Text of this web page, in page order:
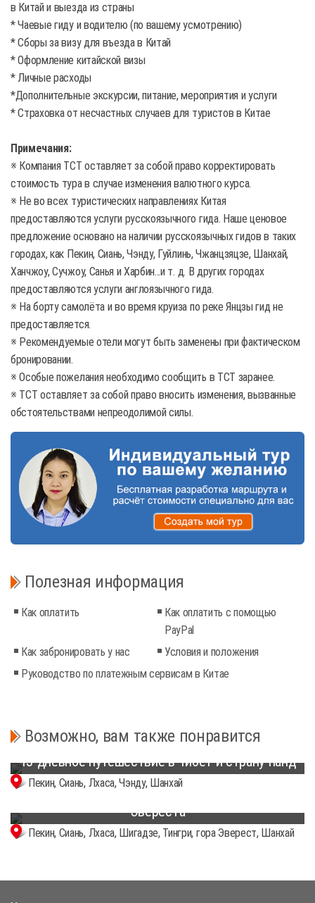
в Китай и выезда из страны
* Чаевые гиду и водителю (по вашему усмотрению)
* Сборы за визу для въезда в Китай
* Оформление китайской визы
* Личные расходы
*Дополнительные экскурсии, питание, мероприятия и услуги
* Страховка от несчастных случаев для туристов в Китае
Примечания:
※ Компания TCT оставляет за собой право корректировать
стоимость тура в случае изменения валютного курса.
※ Не во всех туристических направлениях Китая
предоставляются услуги русскоязычного гида. Наше ценовое
предложение основано на наличии русскоязычных гидов в таких
городах, как Пекин, Сиань, Чэнду, Гуйлинь, Чжанцзяцзе, Шанхай,
Ханчжоу, Сучжоу, Санья и Харбин...и т. д. В других городах
предоставляются услуги англоязычного гида.
※ На борту самолёта и во время круиза по реке Янцзы гид не
предоставляется.
※ Рекомендуемые отели могут быть заменены при фактическом
бронировании.
※ Особые пожелания необходимо сообщить в TCT заранее.
※ TCT оставляет за собой право вносить изменения, вызванные
обстоятельствами непреодолимой силы.
Полезная информация
Как оплатить
Как оплатить с помощью
PayPal
Как забронировать у нас
Условия и положения
Руководство по платежным сервисам в Китае
Возможно, вам также понравится
13-дневное путешествие в Тибет и страну панд
Пекин, Сиань, Лхаса, Чэнду, Шанхай
15-дневная экспедиция в базовый лагерь
Эвереста
Пекин, Сиань, Лхаса, Шигадзе, Тингри, гора Эверест, Шанхай